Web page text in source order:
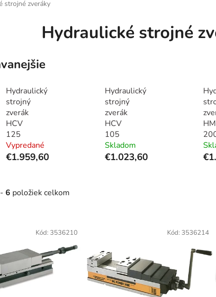
strojné zveráky
Hydraulické strojné
Hydraulický
strojný
zverák
HCV
125
Vypredané
€1.959,60
Hydraulický
strojný
zverák
HCV
105
Skladom
€1.023,60
- 6 položiek celkom
Kód: 3536210 Kód: 3536214